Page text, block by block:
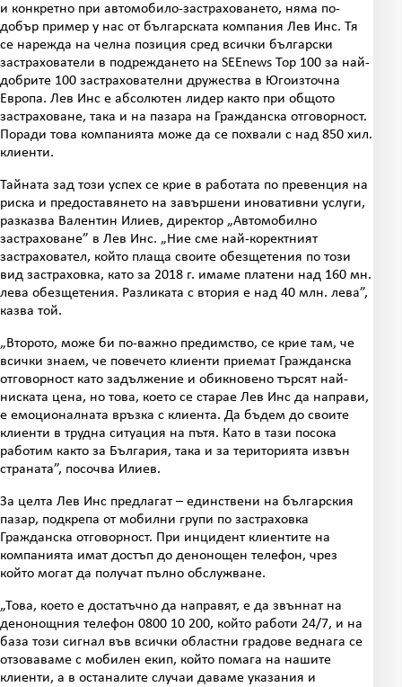
и конкретно при автомобило-застраховането, няма по-
добър пример у нас от българската компания Лев Инс. Тя
се нарежда на челна позиция сред всички български
застрахователи в подреждането на SEEnews Top 100 за най-
добрите 100 застрахователни дружества в Югоизточна
Европа. Лев Инс е абсолютен лидер както при общото
застраховане, така и на пазара на Гражданска отговорност.
Поради това компанията може да се похвали с над 850 хил.
клиенти.
Тайната зад този успех се крие в работата по превенция на
риска и предоставянето на завършени иновативни услуги,
разказва Валентин Илиев, директор „Автомобилно
застраховане” в Лев Инс. „Ние сме най-коректният
застраховател, който плаща своите обезщетения по този
вид застраховка, като за 2018 г. имаме платени над 160 мн.
лева обезщетения. Разликата с втория е над 40 млн. лева”,
казва той.
„Второто, може би по-важно предимство, се крие там, че
всички знаем, че повечето клиенти приемат Гражданска
отговорност като задължение и обикновено търсят най-
ниската цена, но това, което се старае Лев Инс да направи,
е емоционалната връзка с клиента. Да бъдем до своите
клиенти в трудна ситуация на пътя. Като в тази посока
работим както за България, така и за територията извън
страната”, посочва Илиев.
За целта Лев Инс предлагат – единствени на българския
пазар, подкрепа от мобилни групи по застраховка
Гражданска отговорност. При инцидент клиентите на
компанията имат достъп до денонощен телефон, чрез
който могат да получат пълно обслужване.
„Това, което е достатъчно да направят, е да звъннат на
денонощния телефон 0800 10 200, който работи 24/7, и на
база този сигнал във всички областни градове веднага се
отзоваваме с мобилен екип, който помага на нашите
клиенти, а в останалите случаи даваме указания и